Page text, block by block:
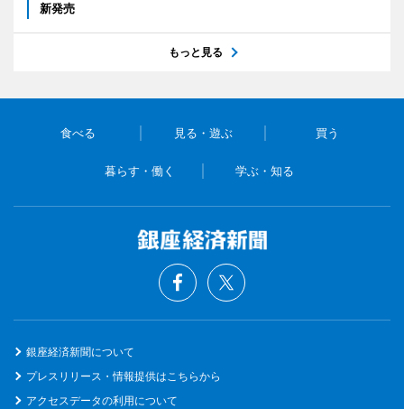
新発売
もっと見る
食べる 見る・遊ぶ 買う
暮らす・働く 学ぶ・知る
銀座経済新聞について
プレスリリース・情報提供はこちらから
アクセスデータの利用について